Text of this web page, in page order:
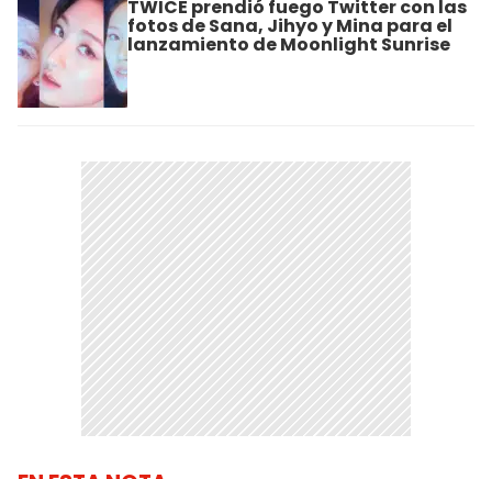
TWICE prendió fuego Twitter con las
fotos de Sana, Jihyo y Mina para el
lanzamiento de Moonlight Sunrise